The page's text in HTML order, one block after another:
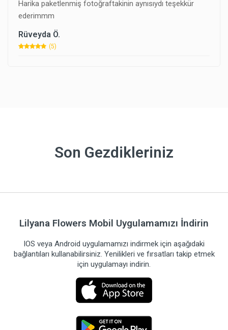
Harika paketlenmiş fotoğraftakinin aynısıydı teşekkür
ederimmm
Rüveyda Ö.
(5)
Son Gezdikleriniz
Lilyana Flowers Mobil Uygulamamızı İndirin
IOS veya Android uygulamamızı indirmek için aşağıdaki
bağlantıları kullanabilirsiniz. Yenilikleri ve fırsatları takip etmek
için uygulamayı indirin.